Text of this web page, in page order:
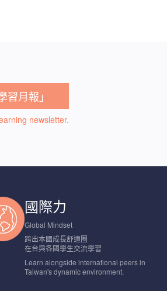
月報」
newsletter.
國際力
Global Mindset
跨出本國成長舒適圈
在台與各國學生交流學習
Learn alongside international peers in
Taiwan's dynamic environment.